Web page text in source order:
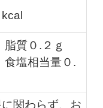
脂質０.２ｇ
塩相当量０.
関わらず、お